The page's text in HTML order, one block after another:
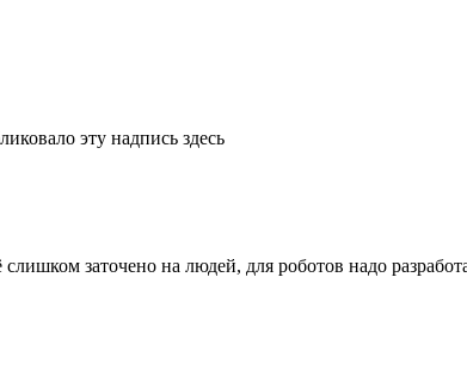
эту надпись здесь
слишком заточено на людей, для роботов надо